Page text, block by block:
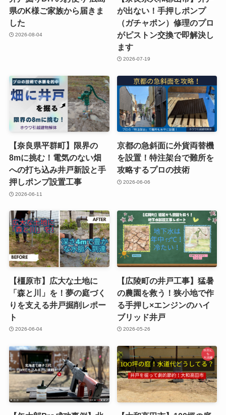
県のK様ご家族から届きま
した
2026-08-04
が出ない！手押しポンプ
（ガチャポン）修理のプロ
がピストン交換で即解決し
ます
2026-07-19
【奈良県平群町】限界の
8mに挑む！電気のない畑
への打ち込み井戸新設と手
押しポンプ設置工事
2026-06-11
京都の急斜面に外貨両替機
を設置！特注架台で難所を
攻略するプロの技術
2026-06-06
【橿原市】広大な土地に
「森と川」を！夢の庭づく
りを支える井戸掘削レポー
ト
2026-06-04
【広陵町の井戸工事】猛暑
の農園を救う！狭小地で作
る手押し×エンジンのハイ
ブリッド井戸
2026-05-26